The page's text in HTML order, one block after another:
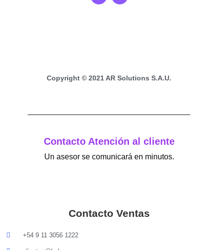
Copyright © 2021 AR Solutions S.A.U.
Contacto Atención al cliente
Un asesor se comunicará en minutos.
Contacto Ventas
+54 9 11 3056 1222